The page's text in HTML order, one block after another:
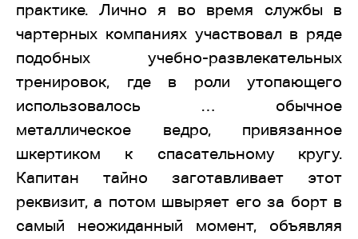
практике. Лично я во время службы в
чартерных компаниях участвовал в ряде
подобных учебно-развлекательных
тренировок, где в роли утопающего
использовалось … обычное
металлическое ведро, привязанное
шкертиком к спасательному кругу.
Капитан тайно заготавливает этот
реквизит, а потом швыряет его за борт в
самый неожиданный момент, объявляя